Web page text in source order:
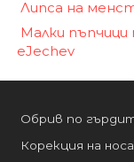
Липса на
Малки пъпчици
eJechev
Обрив по
Корекция на